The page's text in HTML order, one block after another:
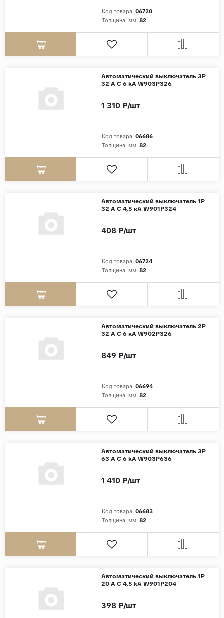
Код товара: 06720
Толщина, мм: 82
Автоматический выключатель 3P
32 A C 6 kА W903P326
Код товара: 06686
Толщина, мм: 82
1 310 ₽/шт
Автоматический выключатель 1P
32 A C 4,5 кА W901P324
Код товара: 06724
Толщина, мм: 82
408 ₽/шт
Автоматический выключатель 2P
32 A C 6 кА W902P326
Код товара: 06694
Толщина, мм: 82
849 ₽/шт
Автоматический выключатель 3P
63 A C 6 kА W903P636
Код товара: 06683
Толщина, мм: 82
1 410 ₽/шт
Автоматический выключатель 1P
20 A C 4,5 kА W901P204
398 ₽/шт